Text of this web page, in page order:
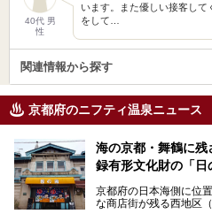
40代 男
性
います。また優しい接客し
をして…
関連情報から探す
京都府のニフティ温泉ニュース
海の京都・舞鶴に
録有形文化財の「日
京都府の日本海側に位
な商店街が残る西地区